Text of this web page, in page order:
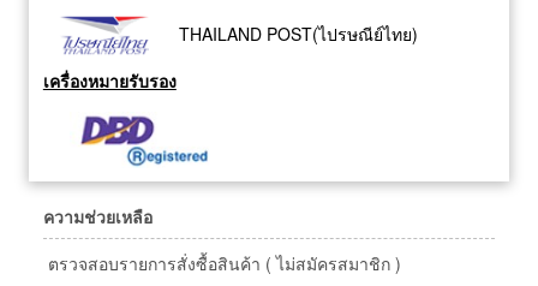
THAILAND POST(ไปรษณีย์ไทย)
เครื่องหมายรับรอง
ความช่วยเหลือ
ตรวจสอบรายการสั่งซื้อสินค้า ( ไม่สมัครสมาชิก )